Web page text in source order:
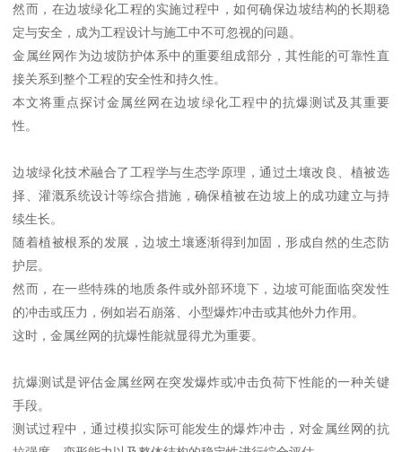
然而，在边坡绿化工程的实施过程中，如何确保边坡结构的长期稳
定与安全，成为工程设计与施工中不可忽视的问题。
金属丝网作为边坡防护体系中的重要组成部分，其性能的可靠性直
接关系到整个工程的安全性和持久性。
本文将重点探讨金属丝网在边坡绿化工程中的抗爆测试及其重要
性。
边坡绿化技术融合了工程学与生态学原理，通过土壤改良、植被选
择、灌溉系统设计等综合措施，确保植被在边坡上的成功建立与持
续生长。
随着植被根系的发展，边坡土壤逐渐得到加固，形成自然的生态防
护层。
然而，在一些特殊的地质条件或外部环境下，边坡可能面临突发性
的冲击或压力，例如岩石崩落、小型爆炸冲击或其他外力作用。
这时，金属丝网的抗爆性能就显得尤为重要。
抗爆测试是评估金属丝网在突发爆炸或冲击负荷下性能的一种关键
手段。
测试过程中，通过模拟实际可能发生的爆炸冲击，对金属丝网的抗